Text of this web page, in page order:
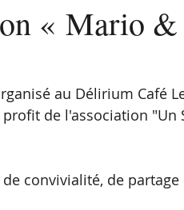
« Mario &
au Délirium Café
de l'association "Un
convivialité, de partage